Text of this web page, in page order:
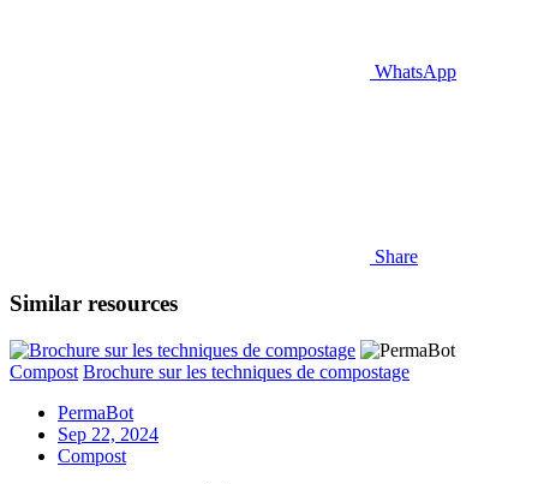
WhatsApp
Share
Similar resources
Compost Brochure sur les techniques de compostage
PermaBot
Sep 22, 2024
Compost